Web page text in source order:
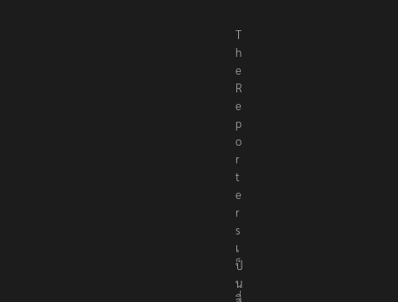
T
h
e
R
e
p
o
r
t
e
r
s
เ
ป็
น